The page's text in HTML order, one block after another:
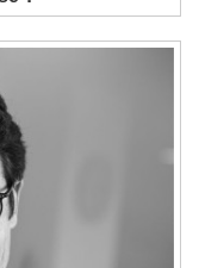
subtitles
?